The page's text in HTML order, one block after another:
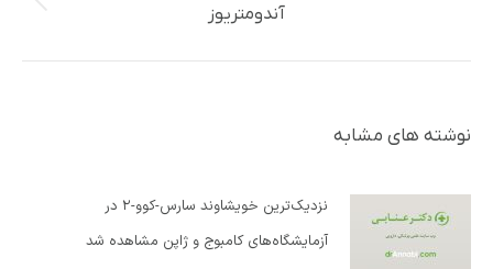
پست
آندومتریوز
نوشته های مشابه
نزدیک‌ترین خویشاوند سارس-کوو-۲ در
آزمایشگاه‌های کامبوج و ژاپن مشاهده شد